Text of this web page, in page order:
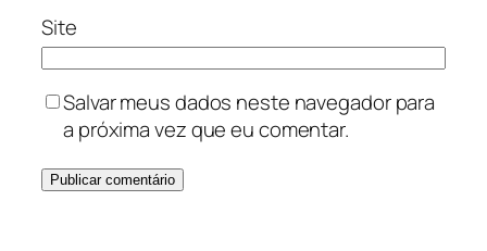
Site
Salvar meus dados neste navegador para
a próxima vez que eu comentar.